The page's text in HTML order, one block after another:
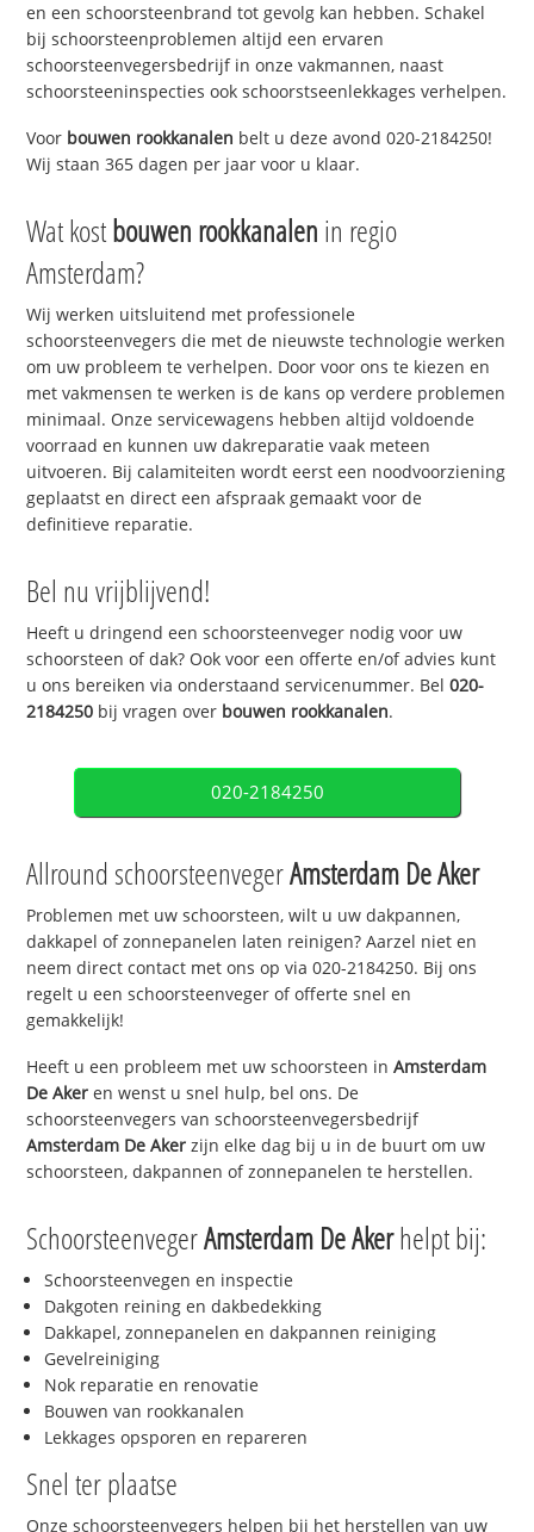
en een schoorsteenbrand tot gevolg kan hebben. Schakel
bij schoorsteenproblemen altijd een ervaren
schoorsteenvegersbedrijf in onze vakmannen, naast
schoorsteeninspecties ook schoorstseenlekkages verhelpen.
Voor bouwen rookkanalen belt u deze avond 020-2184250!
Wij staan 365 dagen per jaar voor u klaar.
Wat kostbouwen rookkanalen in regio
Amsterdam?
Wij werken uitsluitend met professionele
schoorsteenvegers die met de nieuwste technologie werken
om uw probleem te verhelpen. Door voor ons te kiezen en
met vakmensen te werken is de kans op verdere problemen
minimaal. Onze servicewagens hebben altijd voldoende
voorraad en kunnen uw dakreparatie vaak meteen
uitvoeren. Bij calamiteiten wordt eerst een noodvoorziening
geplaatst en direct een afspraak gemaakt voor de
definitieve reparatie.
Bel nu vrijblijvend!
Heeft u dringend een schoorsteenveger nodig voor uw
schoorsteen of dak? Ook voor een offerte en/of advies kunt
u ons bereiken via onderstaand servicenummer. Bel020-
2184250 bij vragen over bouwen rookkanalen.
020-2184250
Allround schoorsteenvegerAmsterdam De Aker
Problemen met uw schoorsteen, wilt u uw dakpannen,
dakkapel of zonnepanelen laten reinigen? Aarzel niet en
neem direct contact met ons op via 020-2184250. Bij ons
regelt u een schoorsteenveger of offerte snel en
gemakkelijk!
Heeft u een probleem met uw schoorsteen inAmsterdam
De Aker en wenst u snel hulp, bel ons. De
schoorsteenvegers van schoorsteenvegersbedrijf
Amsterdam De Aker zijn elke dag bij u in de buurt om uw
schoorsteen, dakpannen of zonnepanelen te herstellen.
SchoorsteenvegerAmsterdam De Akerhelpt bij:
Schoorsteenvegen en inspectie
Dakgoten reining en dakbedekking
Dakkapel, zonnepanelen en dakpannen reiniging
Gevelreiniging
Nok reparatie en renovatie
Bouwen van rookkanalen
Lekkages opsporen en repareren
Snel ter plaatse
Onze schoorsteenvegers helpen bij het herstellen van uw